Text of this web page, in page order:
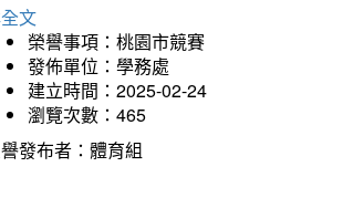
文
榮譽事項：桃園市競賽
發佈單位：學務處
建立時間：2025-02-24
瀏覽次數：465
發布者：體育組